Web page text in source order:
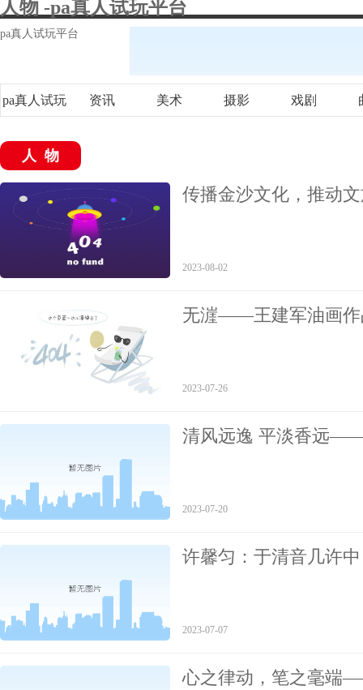
人物 -pa真人试玩平台
pa真人试玩平台
pa真人试玩 资讯 美术 摄影 戏剧
人物
传播金沙文化，推动
2023-08-02
无漄——王建军油画作
2023-07-26
清风远逸 平淡香远
2023-07-20
许馨匀：于清音几许
2023-07-07
心之律动，笔之毫端